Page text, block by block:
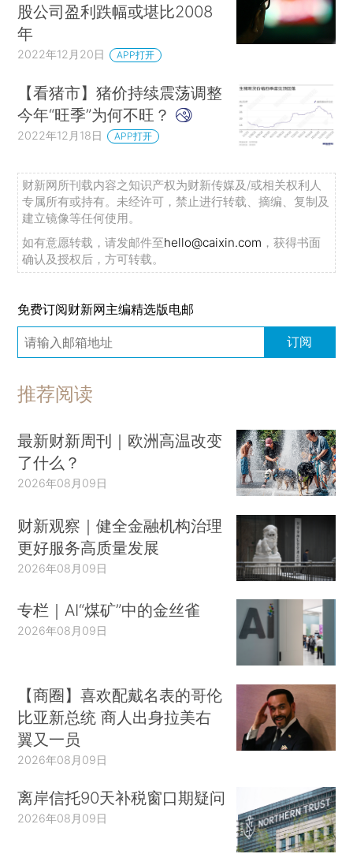
股公司盈利跌幅或堪比2008
年
2022年12月20日 APP打开
【看猪市】猪价持续震荡调整
今年“旺季”为何不旺？
2022年12月18日 APP打开
财新网所刊载内容之知识产权为财新传媒及/或相关权利人
专属所有或持有。未经许可，禁止进行转载、摘编、复制及
建立镜像等任何使用。
如有意愿转载，请发邮件至hello@caixin.com ，获得书面
确认及授权后，方可转载。
免费订阅财新网主编精选版电邮
订阅
推荐阅读
最新财新周刊｜欧洲高温改变
了什么？
2026年08月09日
财新观察｜健全金融机构治理
更好服务高质量发展
2026年08月09日
专栏｜AI“煤矿”中的金丝雀
2026年08月09日
【商圈】喜欢配戴名表的哥伦
比亚新总统 商人出身拉美右
翼又一员
2026年08月09日
离岸信托90天补税窗口期疑问
2026年08月09日